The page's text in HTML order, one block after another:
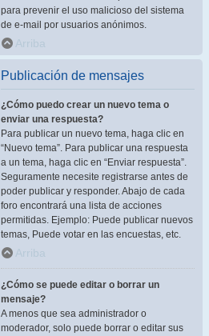
para prevenir el uso malicioso del sistema
de e-mail por usuarios anónimos.
Arriba
Publicación de mensajes
¿Cómo puedo crear un nuevo tema o
enviar una respuesta?
Para publicar un nuevo tema, haga clic en
“Nuevo tema”. Para publicar una respuesta
a un tema, haga clic en “Enviar respuesta”.
Seguramente necesite registrarse antes de
poder publicar y responder. Abajo de cada
foro encontrará una lista de acciones
permitidas. Ejemplo: Puede publicar nuevos
temas, Puede votar en las encuestas, etc.
Arriba
¿Cómo se puede editar o borrar un
mensaje?
A menos que sea administrador o
moderador, solo puede borrar o editar sus